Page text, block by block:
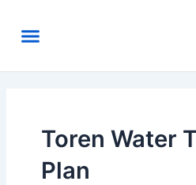
contentMenu
Toren Water
Plan